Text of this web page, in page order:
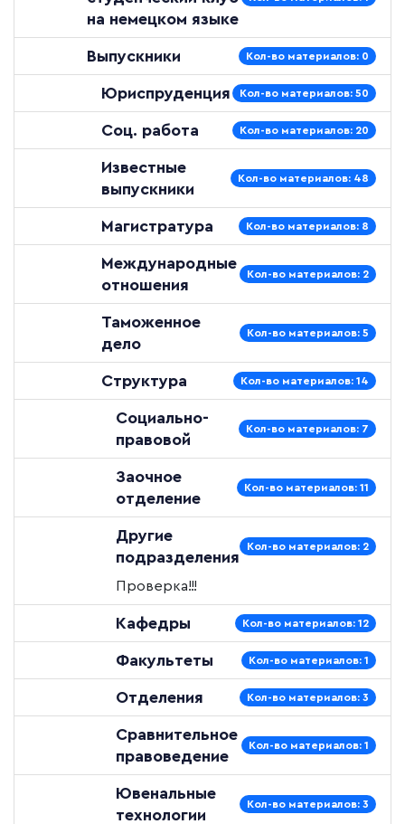
на немецком языке
Выпускники Кол-во материалов: 0
Юриспруденция Кол-во материалов: 50
Соц. работа Кол-во материалов: 20
Известные
выпускники
Кол-во материалов: 48
Магистратура Кол-во материалов: 8
Международные
отношения
Кол-во материалов: 2
Таможенное
дело
Кол-во материалов: 5
Структура Кол-во материалов: 14
Социально-
правовой
Кол-во материалов: 7
Заочное
отделение
Кол-во материалов: 11
Другие
подразделения
Кол-во материалов: 2
Проверка!!!
Кафедры Кол-во материалов: 12
Факультеты Кол-во материалов: 1
Отделения Кол-во материалов: 3
Сравнительное
правоведение
Кол-во материалов: 1
Ювенальные
технологии
Кол-во материалов: 3